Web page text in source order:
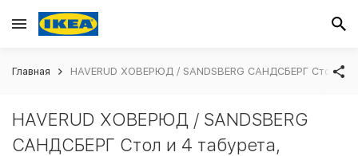
Главная HAVERUD ХОВЕРЮД / SANDSBERG САНДСБЕРГ Стол и
HAVERUD ХОВЕРЮД / SANDSBERG
САНДСБЕРГ Стол и 4 табурета,